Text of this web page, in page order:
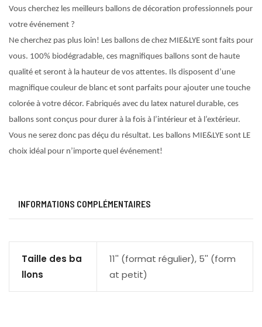
Vous cherchez les meilleurs ballons de décoration professionnels pour
votre événement ?
Ne cherchez pas plus loin! Les ballons de chez MIE&LYE sont faits pour
vous. 100% biodégradable, ces magnifiques ballons sont de haute
qualité et seront à la hauteur de vos attentes. Ils disposent d’une
magnifique couleur de blanc et sont parfaits pour ajouter une touche
colorée à votre décor. Fabriqués avec du latex naturel durable, ces
ballons sont conçus pour durer à la fois à l’intérieur et à l’extérieur.
Vous ne serez donc pas déçu du résultat. Les ballons MIE&LYE sont LE
choix idéal pour n’importe quel événement!
INFORMATIONS COMPLÉMENTAIRES
Taille des ba
llons
11'' (format régulier), 5'' (form
at petit)